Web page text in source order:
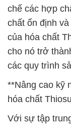
chế các hợp
chất ổn định
của hóa chất
cho nó trở
các quy trình
**Nâng cao kỹ
hóa chất
Với sự tập